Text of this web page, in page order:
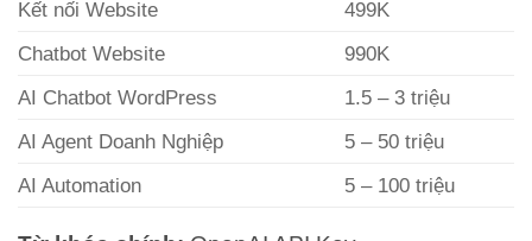
Kết nối Website
499K
Chatbot Website
990K
AI Chatbot WordPress
1.5 – 3 triệu
AI Agent Doanh Nghiệp
5 – 50 triệu
AI Automation
5 – 100 triệu